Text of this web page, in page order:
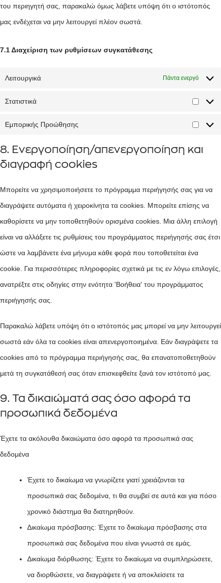
του περιηγητή σας, παρακαλώ όμως λάβετε υπόψη ότι ο ιστότοπός
μας ενδέχεται να μην λειτουργεί πλέον σωστά.
7.1 Διαχείριση των ρυθμίσεων συγκατάθεσης
Λειτουργικά Πάντα ενεργό
Στατιστικά
Εμπορικής Προώθησης
8. Ενεργοποίηση/απενεργοποίηση και
διαγραφή cookies
Μπορείτε να χρησιμοποιήσετε το πρόγραμμα περιήγησής σας για να
διαγράψετε αυτόματα ή χειροκίνητα τα cookies. Μπορείτε επίσης να
καθορίσετε να μην τοποθετηθούν ορισμένα cookies. Μια άλλη επιλογή
είναι να αλλάξετε τις ρυθμίσεις του προγράμματος περιήγησής σας έτσι
ώστε να λαμβάνετε ένα μήνυμα κάθε φορά που τοποθετείται ένα
cookie. Για περισσότερες πληροφορίες σχετικά με τις εν λόγω επιλογές,
ανατρέξτε στις οδηγίες στην ενότητα 'Βοήθεια' του προγράμματος
περιήγησής σας.
Παρακαλώ λάβετε υπόψη ότι ο ιστότοπός μας μπορεί να μην λειτουργεί
σωστά εάν όλα τα cookies είναι απενεργοποιημένα. Εάν διαγράψετε τα
cookies από το πρόγραμμα περιήγησής σας, θα επανατοποθετηθούν
μετά τη συγκατάθεσή σας όταν επισκεφθείτε ξανά τον ιστότοπό μας.
9. Τα δικαιώματά σας όσο αφορά τα
προσωπικά δεδομένα
Έχετε τα ακόλουθα δικαιώματα όσο αφορά τα προσωπικά σας
δεδομένα
Έχετε το δικαίωμα να γνωρίζετε γιατί χρειάζονται τα
προσωπικά σας δεδομένα, τι θα συμβεί σε αυτά και για πόσο
χρονικό διάστημα θα διατηρηθούν.
Δικαίωμα πρόσβασης: Έχετε το δικαίωμα πρόσβασης στα
προσωπικά σας δεδομένα που είναι γνωστά σε εμάς.
Δικαίωμα διόρθωσης: Έχετε το δικαίωμα να συμπληρώσετε,
να διορθώσετε, να διαγράψετε ή να αποκλείσετε τα